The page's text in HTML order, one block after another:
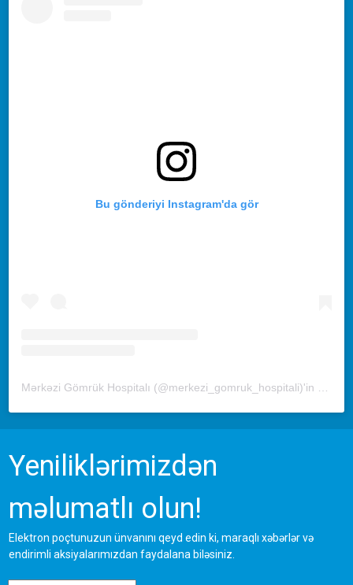
Bu gönderiyi Instagram'da gör
Yeniliklərimizdən
məlumatlı olun!
Elektron poçtunuzun ünvanını qeyd edin ki, maraqlı xəbərlər və
endirimli aksiyalarımızdan faydalana biləsiniz.